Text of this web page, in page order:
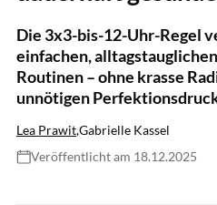
Die 3x3-bis-12-Uhr-Regel
einfachen,
Routinen – ohne krasse
unnötigen
Lea Prawit,Gabrielle Kassel
Veröffentlicht am 18.12.2025